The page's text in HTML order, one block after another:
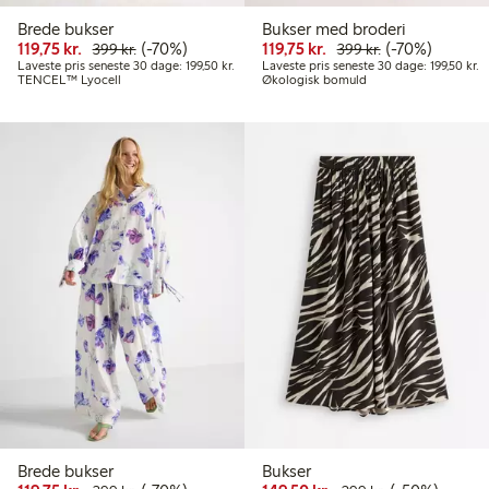
Brede bukser
119,75 kr. Nedsat pris: 119,75 kr.
399 kr.Normalpris: 399,00 kr.
70 % rabat
(-70%)
Laveste pris seneste 30 dage: 199,50 kr. Laveste pris seneste 30 dage: 199,50 kr.
TENCEL™ Lyocell
Bukser med broderi
119,75 kr. Nedsat pris: 119,75
399 kr.Normalpris:
70 % rabat
(-70%)
Laveste pris seneste 30 dage: 199,50 kr.
Økologisk bomuld
Brede bukser
Bukser